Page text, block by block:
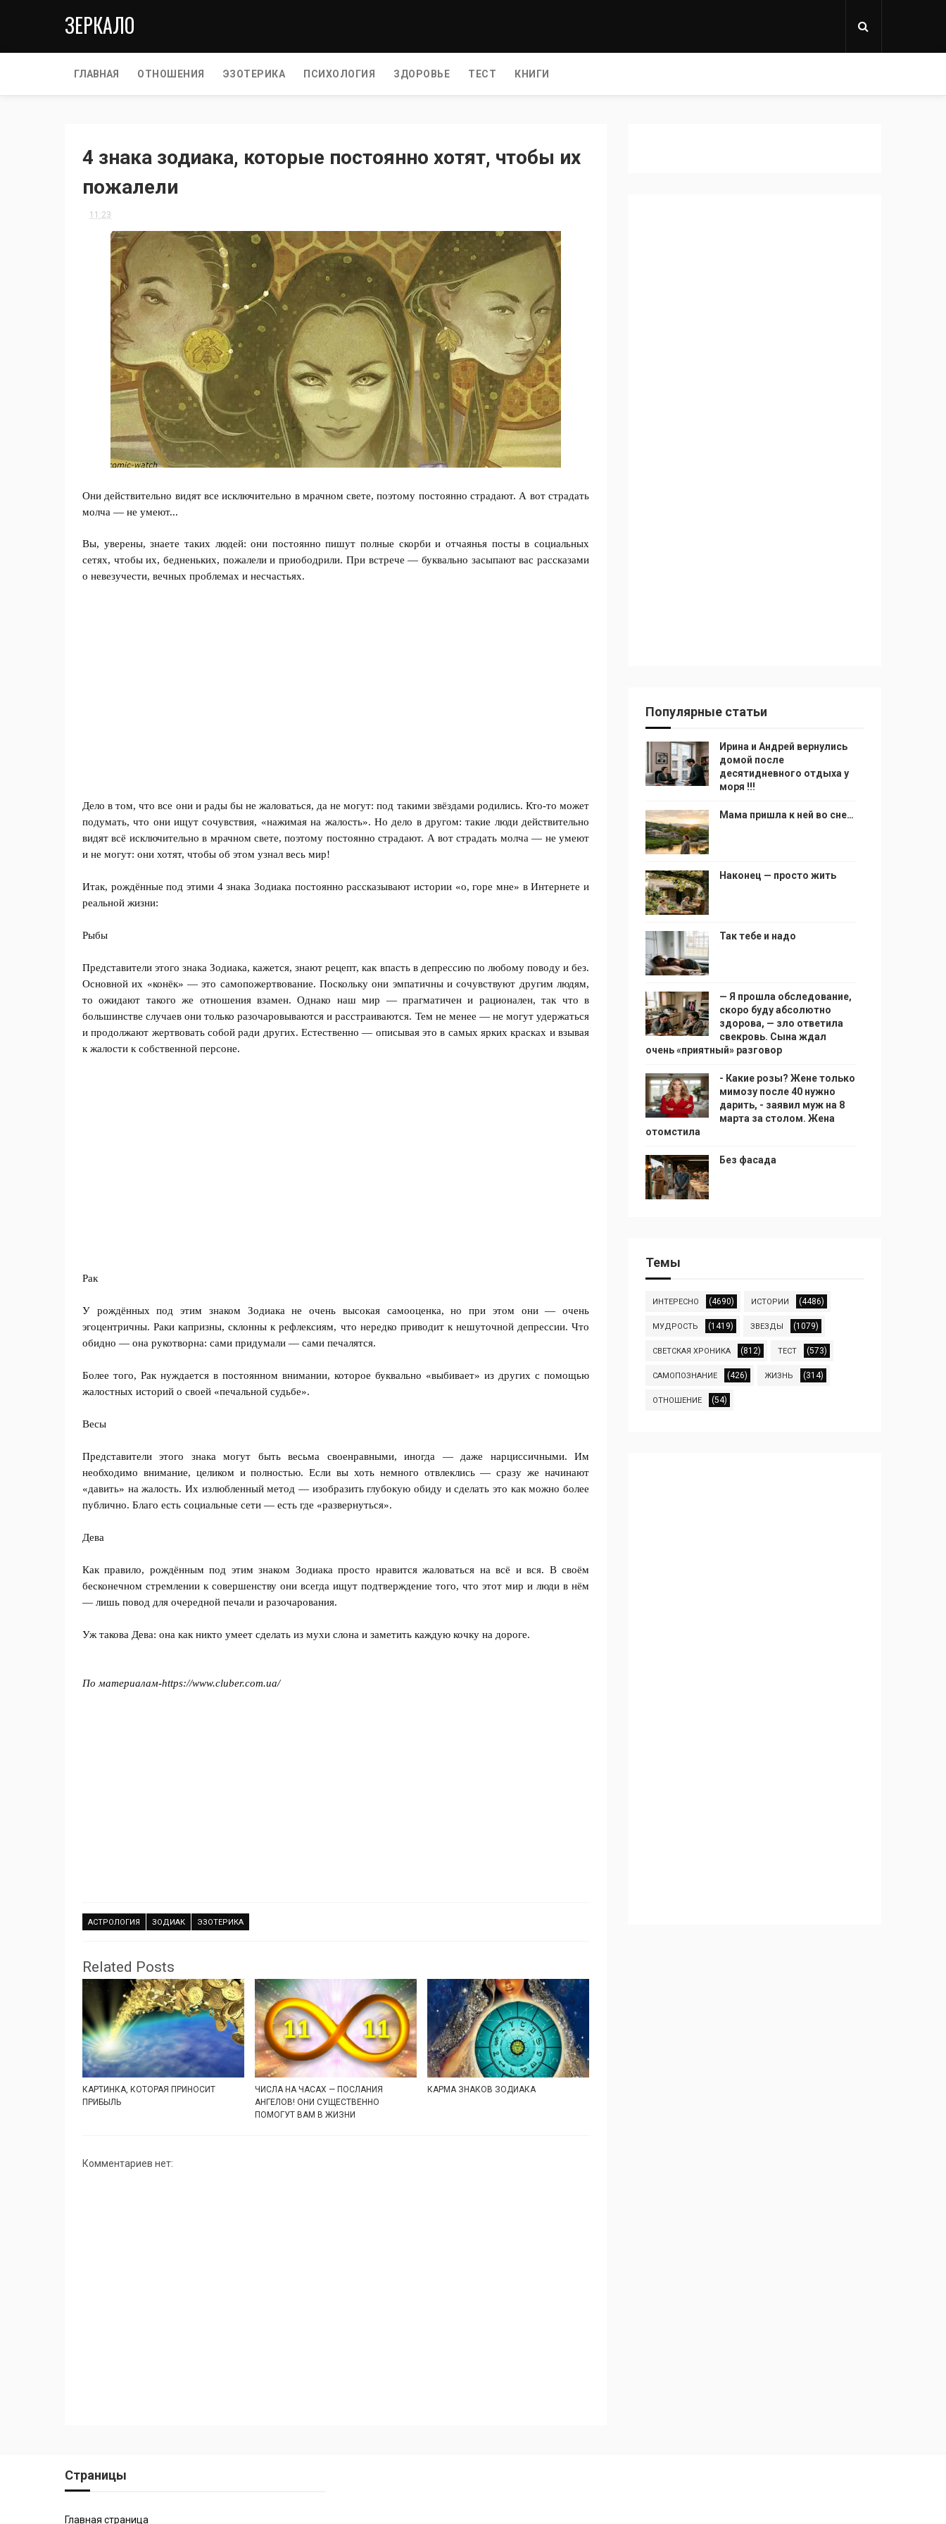
ЗЕРКАЛО
ГЛАВНАЯ ОТНОШЕНИЯ ЭЗОТЕРИКА ПСИХОЛОГИЯ ЗДОРОВЬЕ ТЕСТ КНИГИ
4 знака зодиака, которые постоянно хотят, чтобы их
пожалели
11:23
Они действительно видят все исключительно в мрачном свете, поэтому постоянно страдают. А вот страдать
молча — не умеют...
Вы, уверены, знаете таких людей: они постоянно пишут полные скорби и отчаянья посты в социальных
сетях, чтобы их, бедненьких, пожалели и приободрили. При встрече — буквально засыпают вас рассказами
о невезучести, вечных проблемах и несчастьях.
Дело в том, что все они и рады бы не жаловаться, да не могут: под такими звёздами родились. Кто-то может
подумать, что они ищут сочувствия, «нажимая на жалость». Но дело в другом: такие люди действительно
видят всё исключительно в мрачном свете, поэтому постоянно страдают. А вот страдать молча — не умеют
и не могут: они хотят, чтобы об этом узнал весь мир!
Итак, рождённые под этими 4 знака Зодиака постоянно рассказывают истории «о, горе мне» в Интернете и
реальной жизни:
Рыбы
Представители этого знака Зодиака, кажется, знают рецепт, как впасть в депрессию по любому поводу и без.
Основной их «конёк» — это самопожертвование. Поскольку они эмпатичны и сочувствуют другим людям,
то ожидают такого же отношения взамен. Однако наш мир — прагматичен и рационален, так что в
большинстве случаев они только разочаровываются и расстраиваются. Тем не менее — не могут удержаться
и продолжают жертвовать собой ради других. Естественно — описывая это в самых ярких красках и взывая
к жалости к собственной персоне.
Рак
У рождённых под этим знаком Зодиака не очень высокая самооценка, но при этом они — очень
эгоцентричны. Раки капризны, склонны к рефлексиям, что нередко приводит к нешуточной депрессии. Что
обидно — она рукотворна: сами придумали — сами печалятся.
Более того, Рак нуждается в постоянном внимании, которое буквально «выбивает» из других с помощью
жалостных историй о своей «печальной судьбе».
Весы
Представители этого знака могут быть весьма своенравными, иногда — даже нарциссичными. Им
необходимо внимание, целиком и полностью. Если вы хоть немного отвлеклись — сразу же начинают
«давить» на жалость. Их излюбленный метод — изобразить глубокую обиду и сделать это как можно более
публично. Благо есть социальные сети — есть где «развернуться».
Дева
Как правило, рождённым под этим знаком Зодиака просто нравится жаловаться на всё и вся. В своём
бесконечном стремлении к совершенству они всегда ищут подтверждение того, что этот мир и люди в нём
— лишь повод для очередной печали и разочарования.
Уж такова Дева: она как никто умеет сделать из мухи слона и заметить каждую кочку на дороге.
По материалам-https://www.cluber.com.ua/
АСТРОЛОГИЯ ЗОДИАК ЭЗОТЕРИКА
Related Posts
КАРТИНКА, КОТОРАЯ ПРИНОСИТ
ПРИБЫЛЬ
ЧИСЛА НА ЧАСАХ — ПОСЛАНИЯ
АНГЕЛОВ! ОНИ СУЩЕСТВЕННО
ПОМОГУТ ВАМ В ЖИЗНИ
КАРМА ЗНАКОВ ЗОДИАКА
Комментариев нет:
Популярные статьи
Ирина и Андрей вернулись
домой после
десятидневного отдыха у
моря !!!
Мама пришла к ней во сне…
Наконец — просто жить
Так тебе и надо
— Я прошла обследование,
скоро буду абсолютно
здорова, — зло ответила
свекровь. Сына ждал
очень «приятный» разговор
- Какие розы? Жене только
мимозу после 40 нужно
дарить, - заявил муж на 8
марта за столом. Жена
отомстила
Без фасада
Темы
ИНТЕРЕСНО (4690) ИСТОРИИ (4486)
МУДРОСТЬ (1419) ЗВЕЗДЫ (1079)
СВЕТСКАЯ ХРОНИКА (812) ТЕСТ (573)
САМОПОЗНАНИЕ (426) ЖИЗНЬ (314)
ОТНОШЕНИЕ (54)
Страницы
Главная страница